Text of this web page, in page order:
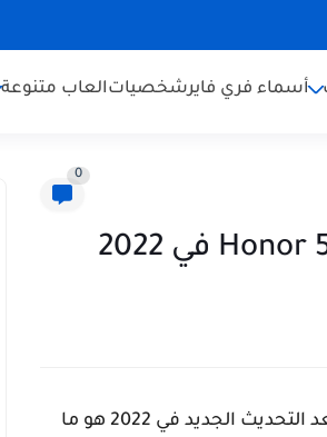
أسماء فري فايرشخصياتالعاب متنوعة
0
أفضل اعدادات هيد شوت في فري فاير Honor 50 lite تشتغل بشكل جيد بعد التحديث الجديد في 2022 هو ما